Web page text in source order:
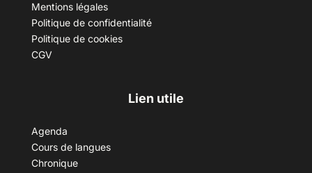
Mentions légales
Politique de confidentialité
Politique de cookies
CGV
Lien utile
Agenda
Cours de langues
Chronique